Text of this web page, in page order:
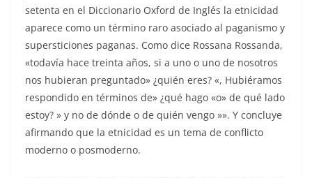
setenta en el Diccionario Oxford de Inglés la etnicidad
aparece como un término raro asociado al paganismo y
supersticiones paganas. Como dice Rossana Rossanda,
«todavía hace treinta años, si a uno o uno de nosotros
nos hubieran preguntado» ¿quién eres? «, Hubiéramos
respondido en términos de» ¿qué hago «o» de qué lado
estoy? » y no de dónde o de quién vengo »». Y concluye
afirmando que la etnicidad es un tema de conflicto
moderno o posmoderno.